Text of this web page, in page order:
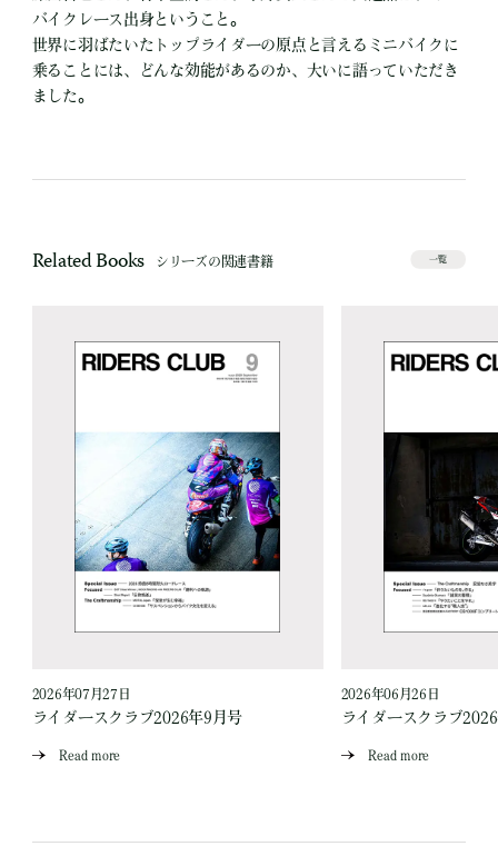
バイクレース出身ということ。
世界に羽ばたいたトップライダーの原点と言えるミニバイクに
乗ることには、どんな効能があるのか、大いに語っていただき
ました。
Related Books シリーズの関連書籍 一覧
2026年07月27日
ライダースクラブ2026年9月号
Read more
2026年06月26日
ライダースクラブ
Read more